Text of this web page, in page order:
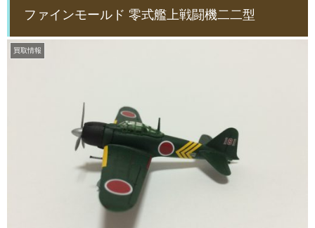
ファインモールド 零式艦上戦闘機二二型
買取情報